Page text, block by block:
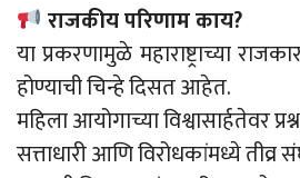
राजकीय परिणाम काय?
या प्रकरणामुळे महाराष्ट्राच्या
होण्याची चिन्हे दिसत आहेत.
महिला आयोगाच्या विश्वासार्हतेवर प्रश्न
सत्ताधारी आणि विरोधकांमध्ये तीव्र